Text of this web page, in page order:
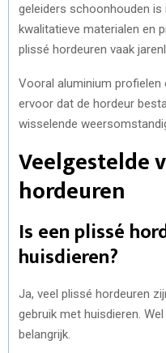
geleiders schoonhouden
kwalitatieve materialen en
plissé hordeuren vaak
Vooral aluminium
ervoor dat de hordeur
wisselende
Veelgestelde
hordeuren
Is een plissé
huisdieren?
Ja, veel plissé hordeuren
gebruik met huisdieren.
belangrijk.